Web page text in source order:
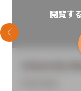
閲覧す
前のスライド